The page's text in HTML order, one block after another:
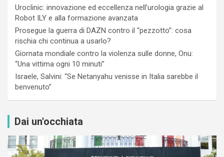
Uroclinic: innovazione ed eccellenza nell’urologia grazie al
Robot ILY e alla formazione avanzata
Prosegue la guerra di DAZN contro il “pezzotto”: cosa
rischia chi continua a usarlo?
Giornata mondiale contro la violenza sulle donne, Onu:
“Una vittima ogni 10 minuti”
Israele, Salvini: “Se Netanyahu venisse in Italia sarebbe il
benvenuto”
Dai un'occhiata